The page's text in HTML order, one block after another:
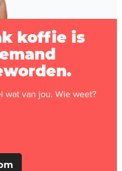
koffie is
wat van jou. Wie weet?